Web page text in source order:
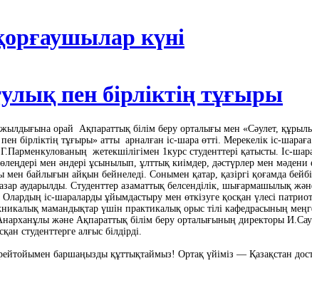
күні
пен бірліктің тұғыры
орай Ақпараттық білім беру орталығы мен «Сәулет,
бірліктің тұғыры» атты арналған іс-шара өтті. Мерекелік іс-шараға
жетекшілігімен 1курс студенттері қатысты. Іс-
мен әндері ұсынылып, ұлттық киімдер, дәстүрлер мен мәдени
байлығын айқын бейнеледі. Сонымен қатар, қазіргі қоғамда
аударылды. Студенттер азаматтық белсенділік, шығармашылық
Олардың іс-шараларды ұйымдастыру мен өткізуге қосқан үлесі
мамандықтар үшін практикалық орыс тілі кафедрасының
және Ақпараттық білім беру орталығының директоры
студенттерге алғыс білдірді.
баршаңызды құттықтаймыз! Ортақ үйіміз — Қазақстан